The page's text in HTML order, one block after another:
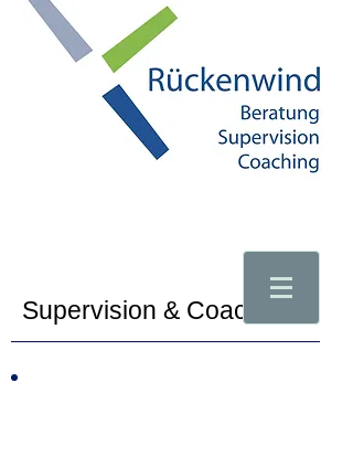
Supervision & Coaching